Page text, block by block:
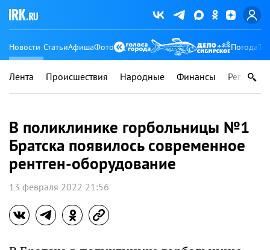
Новости СтатьиАфишаФото Погода
Лента Происшествия Народные Финансы Регионы
В поликлинике горбольницы №1
Братска появилось современное
рентген-оборудование
13 февраля 2022 21:56